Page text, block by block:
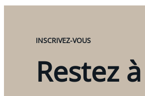
INSCRIVEZ-VOUS
Restez